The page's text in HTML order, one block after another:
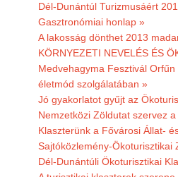
Dél-Dunántúl Turizmusáért
Gasztronómiai honlap »
A lakosság dönthet 2013
KÖRNYEZETI NEVELÉS ÉS
Medvehagyma Fesztivál
életmód szolgálatában »
Jó gyakorlatot gyűjt az
Nemzetközi Zöldutat szervez
Klaszterünk a Fővárosi Állat-
Sajtóközlemény-Ökoturisztikai
Dél-Dunántúli Ökoturisztikai